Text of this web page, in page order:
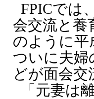
FPICでは
会交流と養
のように平
ついに夫婦
どが面会交
「元妻は